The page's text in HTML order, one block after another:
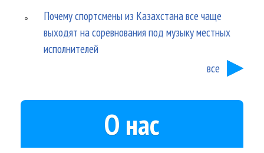
Почему спортсмены из Казахстана все чаще
выходят на соревнования под музыку местных
исполнителей
все
О нас